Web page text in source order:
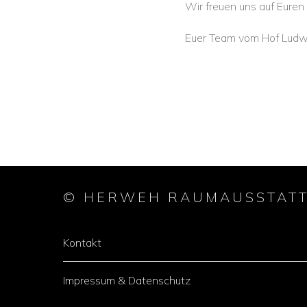
Wir freuen uns auf Euren
Euer Team vom Hof
© HERWEH
Kontakt
Impressum & Datenschutz